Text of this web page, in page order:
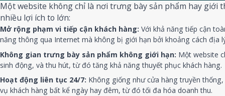
Một website không chỉ là nơi trưng bày sản phẩm hay giới
nhiều lợi ích to lớn:
Mở rộng phạm vi tiếp cận khách hàng: Với khả năng tiếp cận
năng thông qua Internet mà không bị giới hạn bởi khoảng cách địa
Không gian trưng bày sản phẩm không giới hạn: Một website
sinh động, và thu hút, từ đó tăng khả năng thuyết phục khách hàng.
Hoạt động liên tục 24/7: Không giống như cửa hàng truyền
vụ khách hàng bất kể ngày hay đêm, từ đó tối đa hóa doanh thu.